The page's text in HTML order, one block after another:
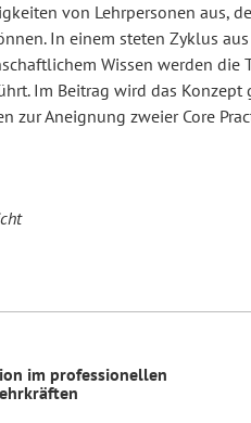
von Lehrpersonen aus,
In einem steten Zyklus
Wissen werden die
Im Beitrag wird das
zur Aneignung zweier Core
im professionellen